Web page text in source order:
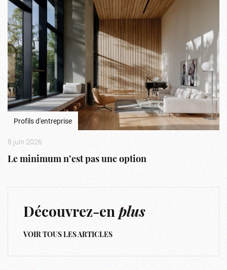
Profils d'entreprise
8 juin 2026
Le minimum n’est pas une option
Découvrez-enplus
VOIR TOUS LES ARTICLES